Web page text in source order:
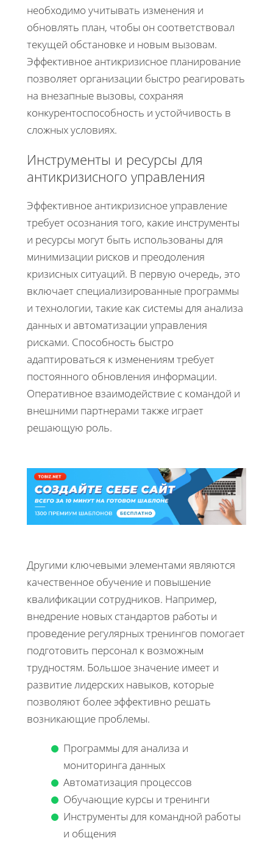
необходимо учитывать изменения и
обновлять план, чтобы он соответствовал
текущей обстановке и новым вызовам.
Эффективное антикризисное планирование
позволяет организации быстро реагировать
на внезапные вызовы, сохраняя
конкурентоспособность и устойчивость в
сложных условиях.
Инструменты и ресурсы для
антикризисного управления
Эффективное антикризисное управление
требует осознания того, какие инструменты
и ресурсы могут быть использованы для
минимизации рисков и преодоления
кризисных ситуаций. В первую очередь, это
включает специализированные программы
и технологии, такие как системы для анализа
данных и автоматизации управления
рисками. Способность быстро
адаптироваться к изменениям требует
постоянного обновления информации.
Оперативное взаимодействие с командой и
внешними партнерами также играет
решающую роль.
Другими ключевыми элементами являются
качественное обучение и повышение
квалификации сотрудников. Например,
внедрение новых стандартов работы и
проведение регулярных тренингов помогает
подготовить персонал к возможным
трудностям. Большое значение имеет и
развитие лидерских навыков, которые
позволяют более эффективно решать
возникающие проблемы.
Программы для анализа и
мониторинга данных
Автоматизация процессов
Обучающие курсы и тренинги
Инструменты для командной работы
и общения